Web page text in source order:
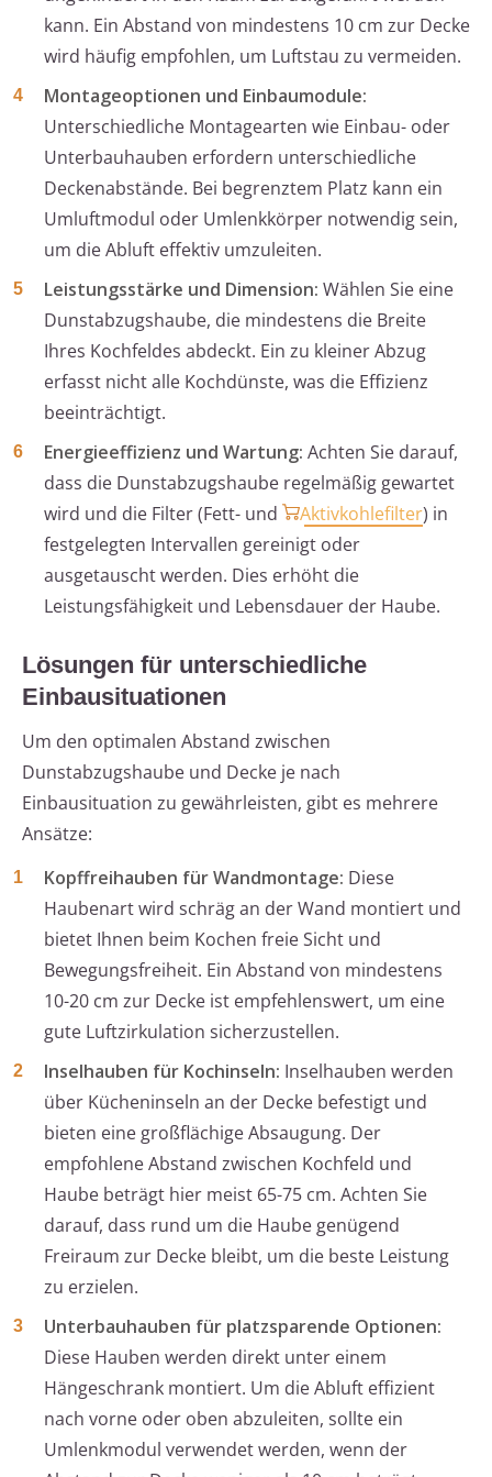
kann. Ein Abstand von mindestens 10 cm zur Decke
wird häufig empfohlen, um Luftstau zu vermeiden.
Montageoptionen und Einbaumodule:
Unterschiedliche Montagearten wie Einbau- oder
Unterbauhauben erfordern unterschiedliche
Deckenabstände. Bei begrenztem Platz kann ein
Umluftmodul oder Umlenkkörper notwendig sein,
um die Abluft effektiv umzuleiten.
Leistungsstärke und Dimension: Wählen Sie eine
Dunstabzugshaube, die mindestens die Breite
Ihres Kochfeldes abdeckt. Ein zu kleiner Abzug
erfasst nicht alle Kochdünste, was die Effizienz
beeinträchtigt.
Energieeffizienz und Wartung: Achten Sie darauf,
dass die Dunstabzugshaube regelmäßig gewartet
wird und die Filter (Fett- und
Aktivkohlefilter) in
festgelegten Intervallen gereinigt oder
ausgetauscht werden. Dies erhöht die
Leistungsfähigkeit und Lebensdauer der Haube.
Lösungen für unterschiedliche
Einbausituationen
Um den optimalen Abstand zwischen
Dunstabzugshaube und Decke je nach
Einbausituation zu gewährleisten, gibt es mehrere
Ansätze:
Kopffreihauben für Wandmontage: Diese
Haubenart wird schräg an der Wand montiert und
bietet Ihnen beim Kochen freie Sicht und
Bewegungsfreiheit. Ein Abstand von mindestens
10-20 cm zur Decke ist empfehlenswert, um eine
gute Luftzirkulation sicherzustellen.
Inselhauben für Kochinseln: Inselhauben werden
über Kücheninseln an der Decke befestigt und
bieten eine großflächige Absaugung. Der
empfohlene Abstand zwischen Kochfeld und
Haube beträgt hier meist 65-75 cm. Achten Sie
darauf, dass rund um die Haube genügend
Freiraum zur Decke bleibt, um die beste Leistung
zu erzielen.
Unterbauhauben für platzsparende Optionen:
Diese Hauben werden direkt unter einem
Hängeschrank montiert. Um die Abluft effizient
nach vorne oder oben abzuleiten, sollte ein
Umlenkmodul verwendet werden, wenn der